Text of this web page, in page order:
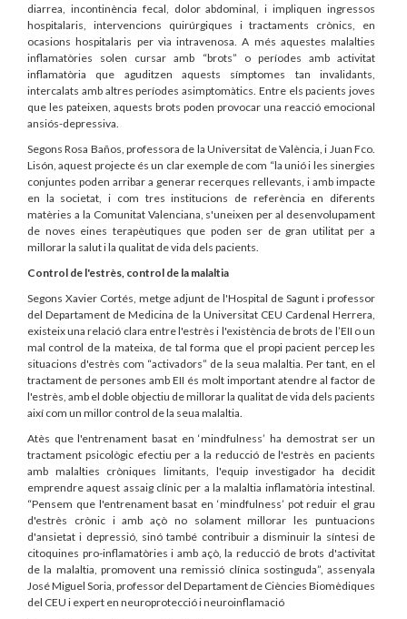
diarrea, incontinència fecal, dolor abdominal, i impliquen ingressos
hospitalaris, intervencions quirúrgiques i tractaments crònics, en
ocasions hospitalaris per via intravenosa. A més aquestes malalties
inflamatòries solen cursar amb “brots” o períodes amb activitat
inflamatòria que aguditzen aquests símptomes tan invalidants,
intercalats amb altres períodes asimptomàtics. Entre els pacients joves
que les pateixen, aquests brots poden provocar una reacció emocional
ansiós-depressiva.
Segons Rosa Baños, professora de la Universitat de València, i Juan Fco.
Lisón, aquest projecte és un clar exemple de com “la unió i les sinergies
conjuntes poden arribar a generar recerques rellevants, i amb impacte
en la societat, i com tres institucions de referència en diferents
matèries a la Comunitat Valenciana, s'uneixen per al desenvolupament
de noves eines terapèutiques que poden ser de gran utilitat per a
millorar la salut i la qualitat de vida dels pacients.
Control de l'estrès, control de la malaltia
Segons Xavier Cortés, metge adjunt de l'Hospital de Sagunt i professor
del Departament de Medicina de la Universitat CEU Cardenal Herrera,
existeix una relació clara entre l'estrès i l'existència de brots de l’EII o un
mal control de la mateixa, de tal forma que el propi pacient percep les
situacions d'estrès com “activadors” de la seua malaltia. Per tant, en el
tractament de persones amb EII és molt important atendre al factor de
l'estrès, amb el doble objectiu de millorar la qualitat de vida dels pacients
així com un millor control de la seua malaltia.
Atès que l'entrenament basat en ‘mindfulness’ ha demostrat ser un
tractament psicològic efectiu per a la reducció de l'estrès en pacients
amb malalties cròniques limitants, l'equip investigador ha decidit
emprendre aquest assaig clínic per a la malaltia inflamatòria intestinal.
“Pensem que l'entrenament basat en ‘mindfulness’ pot reduir el grau
d'estrès crònic i amb açò no solament millorar les puntuacions
d'ansietat i depressió, sinó també contribuir a disminuir la síntesi de
citoquines pro-inflamatòries i amb açò, la reducció de brots d'activitat
de la malaltia, promovent una remissió clínica sostinguda”, assenyala
José Miguel Soria, professor del Departament de Ciències Biomèdiques
del CEU i expert en neuroprotecció i neuroinflamació